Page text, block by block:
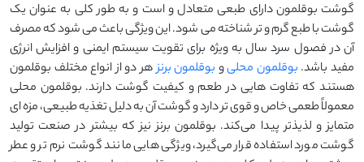
گوشت بوقلمون دارای طبعی متعادل و است و به طور کلی به عنوان یک
گوشت با طبع گرم و تر شناخته می ‌شود. این ویژگی باعث می ‌شود که مصرف
آن در فصول سرد سال به ویژه برای تقویت سیستم ایمنی و افزایش انرژی
مفید باشد. بوقلمون محلیو بوقلمون برنزهر دو از انواع مختلف بوقلمون
هستند که تفاوت ‌هایی در طعم و کیفیت گوشت دارند. بوقلمون محلی
معمولاً طعمی خاص و قوی ‌تر دارد و گوشت آن به دلیل تغذیه طبیعی، مزه‌ ای
متمایز و لذیذتر پیدا می‌کند. بوقلمون برنز نیز که بیشتر در صنعت تولید
گوشت مورد استفاده قرار می‌گیرد، ویژگی ‌هایی مانند گوشت نرم ‌تر و عطر